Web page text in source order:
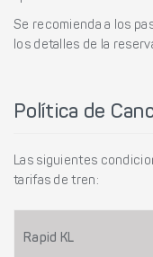
Se recomienda a los
los detalles de la
Política de
Las siguientes
tarifas de tren:
Rapid KL